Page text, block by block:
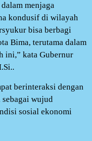
menjaga
kondusif di wilayah
bisa berbagi
Bima, terutama dalam
ini,” kata Gubernur
berinteraksi dengan
sebagai wujud
sosial ekonomi